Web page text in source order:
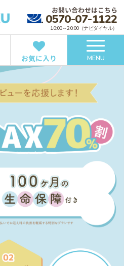
お問い合わせはこちら
0570-07-1122
10:00～20:00（ナビダイヤル）
お気に入り MENU